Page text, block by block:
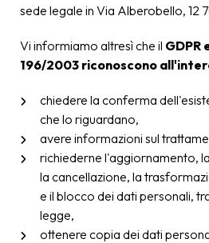
sede legale in Via Alberobello, 12
Vi informiamo altresì che il GDPR
196/2003 riconoscono
chiedere la conferma
che lo riguardano,
avere informazioni sul
richiederne l'aggiornamento,
la cancellazione, la
e il blocco dei dati personali,
legge,
ottenere copia dei dati